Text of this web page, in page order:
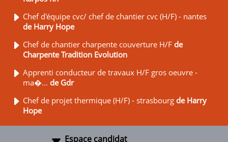
Chef d'équipe cvc/ chef de chantier cvc (H/F) - nantes
de Harry Hope
Chef de chantier charpente couverture H/F de
Charpente Tradition Evolution
Apprenti conducteur de travaux H/F gros oeuvre -
ma�... de Gdr
Chef de projet thermique (H/F) - strasbourg de Harry
Hope
Espace candidat